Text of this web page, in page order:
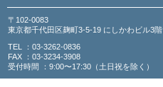
〒102-0083
東京都千代田区麹町3-5-19 にしかわビル3階
TEL ：03-3262-0836
FAX ：03-3234-3908
受付時間 ：9:00〜17:30（土日祝を除く）